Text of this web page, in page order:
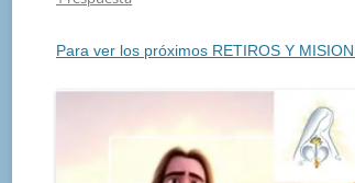
Para ver los próximos RETIROS Y